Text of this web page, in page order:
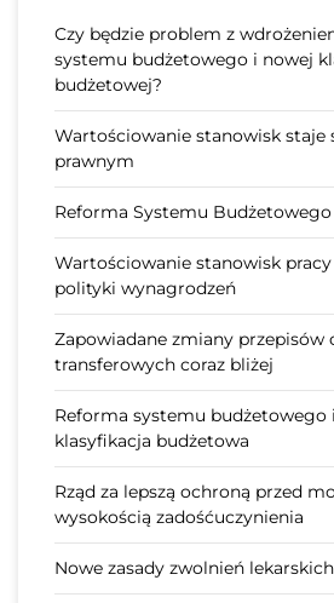
Czy będzie problem z
systemu budżetowego i nowej
budżetowej?
Wartościowanie stanowisk staje
prawnym
Reforma Systemu Budżetowego
Wartościowanie stanowisk
polityki wynagrodzeń
Zapowiadane zmiany przepisów
transferowych coraz bliżej
Reforma systemu budżetowego
klasyfikacja budżetowa
Rząd za lepszą ochroną przed
wysokością zadośćuczynienia
Nowe zasady zwolnień